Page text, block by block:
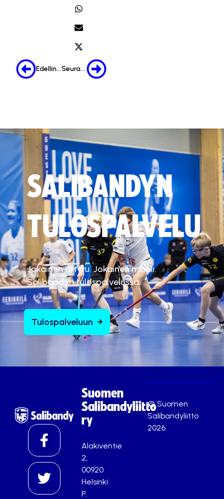
Edellinen Seuraava
SALIBANDYN
TULOSPALVELU
Jokainen ottelu. Jokainen maali.
Salibandyn tulospalvelussa.
Tulospalveluun
Suomen
Salibandyliitto
ry
Alakiventie
2,
00920
Helsinki
P.
© Suomen
Salibandyliitto
2026